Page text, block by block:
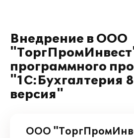
Внедрение в ООО
программного
"1С:Бухгалтерия
версия"
ООО